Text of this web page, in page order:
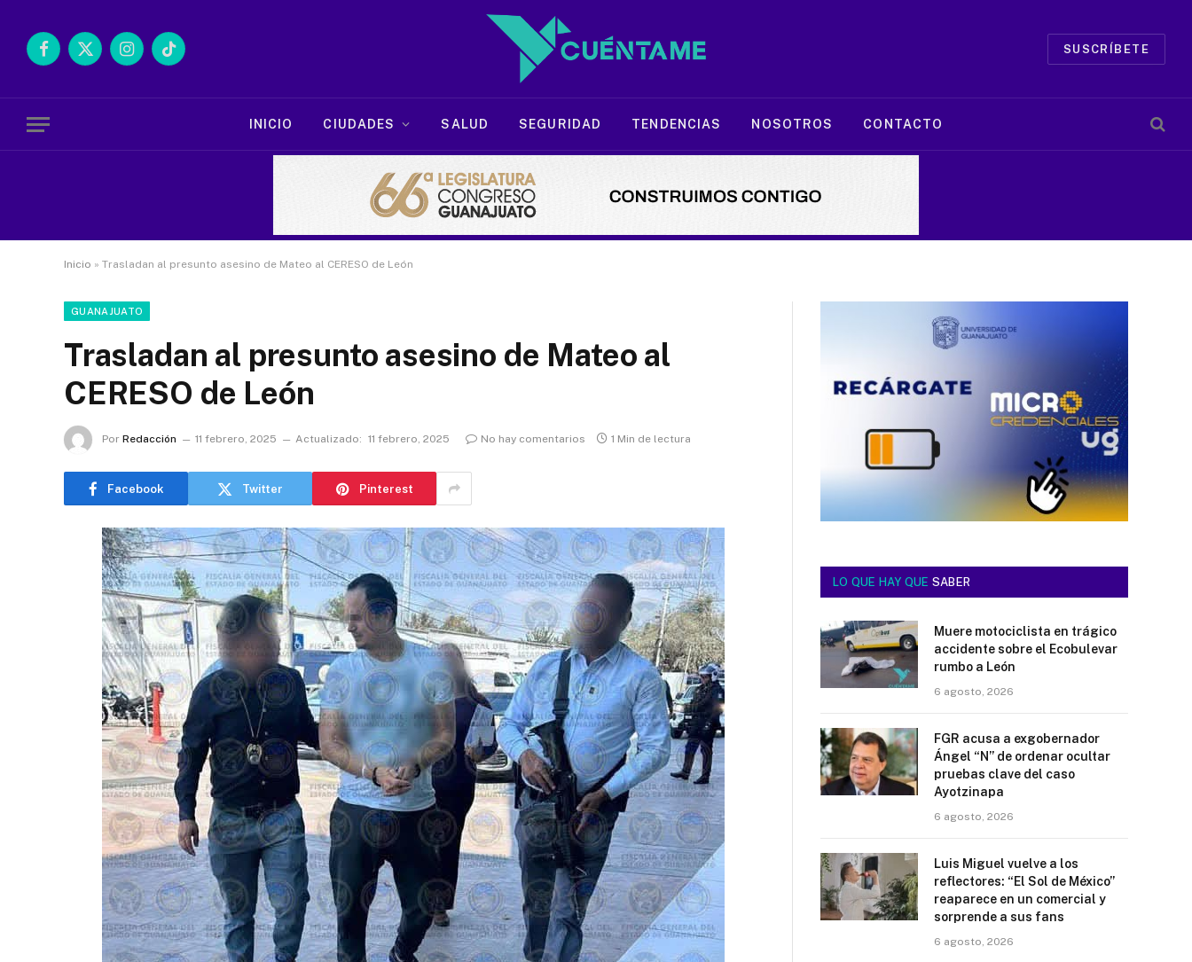
Facebook
X
InstagramTikTok
SUSCRÍBETE
INICIO CIUDADES SALUD SEGURIDAD TENDENCIAS NOSOTROS CONTACTO
Inicio » Trasladan al presunto asesino de Mateo al CERESO de León
GUANAJUATO
Trasladan al presunto asesino de Mateo al
CERESO de León
Por Redacción 11 febrero, 2025 Actualizado: 11 febrero, 2025 No hay comentarios 1 Min de lectura
Facebook Twitter Pinterest
LO QUE HAY QUE SABER
Muere motociclista en trágico
accidente sobre el Ecobulevar
rumbo a León
6 agosto, 2026
FGR acusa a exgobernador
Ángel “N” de ordenar ocultar
pruebas clave del caso
Ayotzinapa
6 agosto, 2026
Luis Miguel vuelve a los
reflectores: “El Sol de México”
reaparece en un comercial y
sorprende a sus fans
6 agosto, 2026